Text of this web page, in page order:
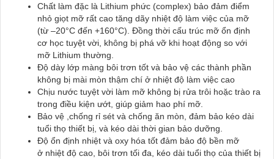
Chất làm đặc là Lithium phức (complex) bảo đảm điểm
nhỏ giọt mỡ rất cao tăng dãy nhiệt độ làm việc của mỡ
(từ –20°C đến +160°C). Đồng thời cấu trúc mỡ ổn định
cơ học tuyệt vời, không bị phá vỡ khi hoạt động so với
mỡ Lithium thường.
Độ dày lớp màng bôi trơn tốt và bảo vệ các thành phần
không bị mài mòn thậm chí ở nhiệt độ làm việc cao
Chịu nước tuyệt vời làm mỡ không bị rửa trôi hoặc trào ra
trong điều kiện ướt, giúp giảm hao phí mỡ.
Bảo vệ ,chống rỉ sét và chống ăn mòn, đảm bảo kéo dài
tuổi thọ thiết bị, và kéo dài thời gian bảo dưỡng.
Độ ổn định nhiệt và oxy hóa tốt đảm bảo độ bền mỡ
ở nhiệt độ cao, bôi trơn tối đa, kéo dài tuổi thọ của thiết bị